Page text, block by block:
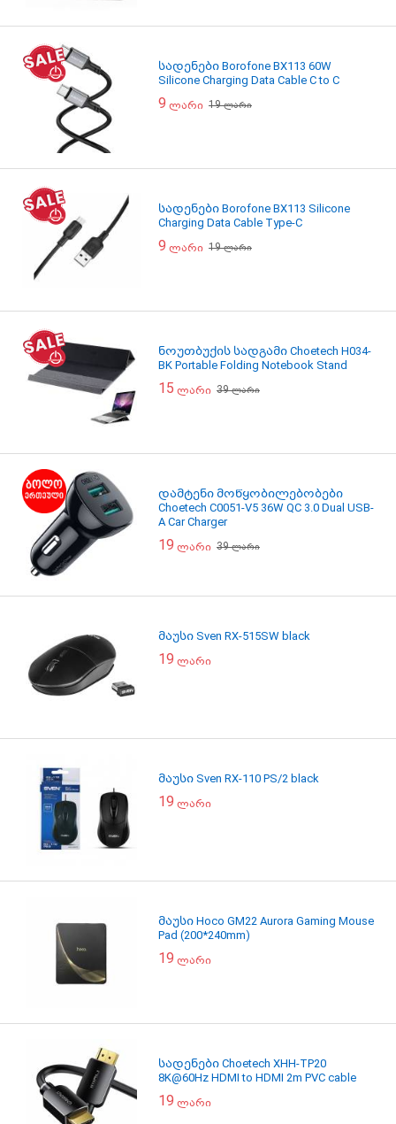
სადენები Borofone BX113 60W
Silicone Charging Data Cable C to C
9 ლარი 19ლარი
სადენები Borofone BX113 Silicone
Charging Data Cable Type-C
9 ლარი 19ლარი
ნოუთბუქის სადგამი Choetech H034-
BK Portable Folding Notebook Stand
15 ლარი 39ლარი
დამტენი მოწყობილებობები
Choetech C0051-V5 36W QC 3.0 Dual USB-
A Car Charger
19 ლარი 39ლარი
მაუსი Sven RX-515SW black
19 ლარი
მაუსი Sven RX-110 PS/2 black
19 ლარი
მაუსი Hoco GM22 Aurora Gaming Mouse
Pad (200*240mm)
19 ლარი
სადენები Choetech XHH-TP20
8K@60Hz HDMI to HDMI 2m PVC cable
19 ლარი